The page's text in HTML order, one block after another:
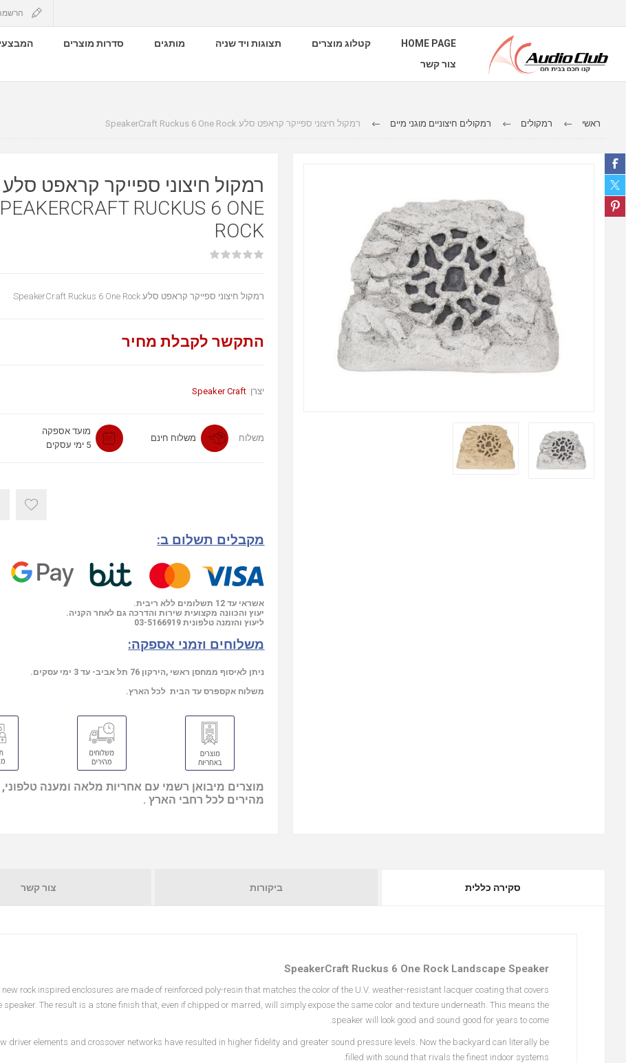
HOME PAGE קטלוג מוצרים תצוגות ויד שניה מותגים סדרות מוצרים
צור קשר
ראשי רמקולים רמקולים חיצוניים מוגני מיים רמקול חיצוני ספייקר קראפט סלע SpeakerCraft Ruckus 6 One Rock
רמקול חיצוני ספייקר קראפט סלע
RUCKUS 6 ONE
ROCK
רמקול חיצוני ספייקר קראפט סלע SpeakerCraft Ruckus 6 One Rock
התקשר לקבלת מחיר
יצרן: Speaker Craft
משלוח משלוח חינם
מועד אספקה
5 ימי עסקים
מקבלים תשלום ב:
אשראי עד 12 תשלומים ללא ריבית.
יעוץ והכוונה מקצועית שירות והדרכה גם לאחר הקניה.
ליעוץ והזמנה טלפונית 03-5166919
משלוחים וזמני אספקה:
ניתן לאיסוף ממחסן ראשי ,הירקון 76 תל אביב- עד 3 ימי עסקים.
משלוח אקספרס עד הבית לכל הארץ.
מוצרים מיבואן רשמי עם אחריות מלאה ומענה
מהירים לכל רחבי הארץ .
סקירה כללית ביקורות צור קשר
SpeakerCraft Ruckus 6 One Rock Landscape Speaker
new rock inspired enclosures are made of reinforced poly-resin that matches the color of the U.V. weather-resistant lacquer coating that covers
speaker. The result is a stone finish that, even if chipped or marred, will simply expose the same color and texture underneath. This means the
speaker will look good and sound good for years to come.
driver elements and crossover networks have resulted in higher fidelity and greater sound pressure levels. Now the backyard can literally be
filled with sound that rivals the finest indoor systems.